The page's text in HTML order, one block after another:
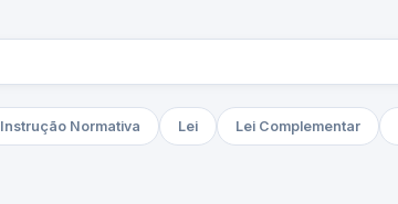
Instrução Normativa Lei Lei Complementar